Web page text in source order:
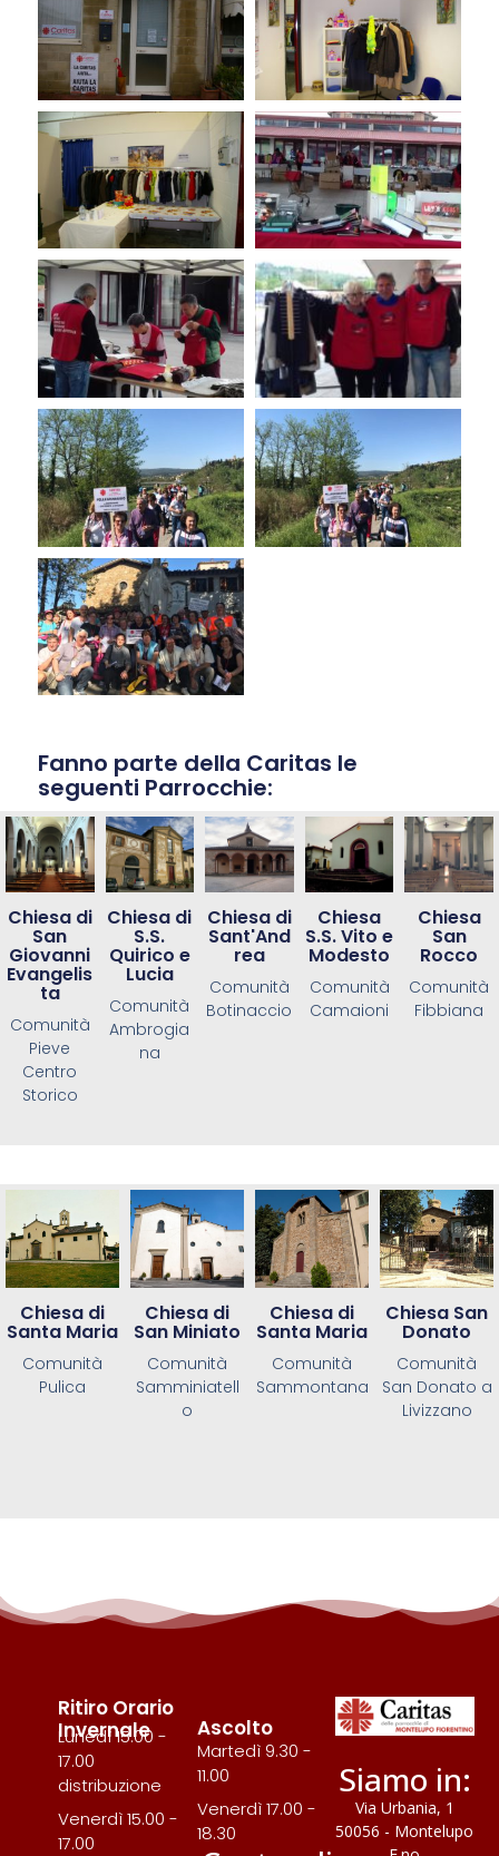
Fanno parte della Caritas le
seguenti Parrocchie:
Chiesa di
San
Giovanni
Evangelis
ta
Comunità
Pieve
Centro
Storico
Chiesa di
S.S.
Quirico e
Lucia
Comunità
Ambrogia
na
Chiesa di
Sant'And
rea
Comunità
Botinaccio
Chiesa
S.S. Vito e
Modesto
Comunità
Camaioni
Chiesa
San
Rocco
Comunità
Fibbiana
Chiesa di
Santa Maria
Comunità
Pulica
Chiesa di
San Miniato
Comunità
Samminiatell
o
Chiesa di
Santa Maria
Comunità
Sammontana
Chiesa San
Donato
Comunità
San Donato a
Livizzano
Ascolto
Martedì 9.30 -
11.00
Venerdì 17.00 -
18.30
Ritiro Orario
Invernale
Lunedì 15.00 -
17.00
distribuzione
Venerdì 15.00 -
17.00
Siamo in:
Via Urbania, 1
50056 - Montelupo